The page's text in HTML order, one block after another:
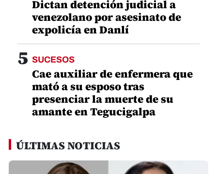
Dictan detención judicial a
venezolano por asesinato de
expolicía en Danlí
5 SUCESOS
Cae auxiliar de enfermera que
mató a su esposo tras
presenciar la muerte de su
amante en Tegucigalpa
ÚLTIMAS NOTICIAS